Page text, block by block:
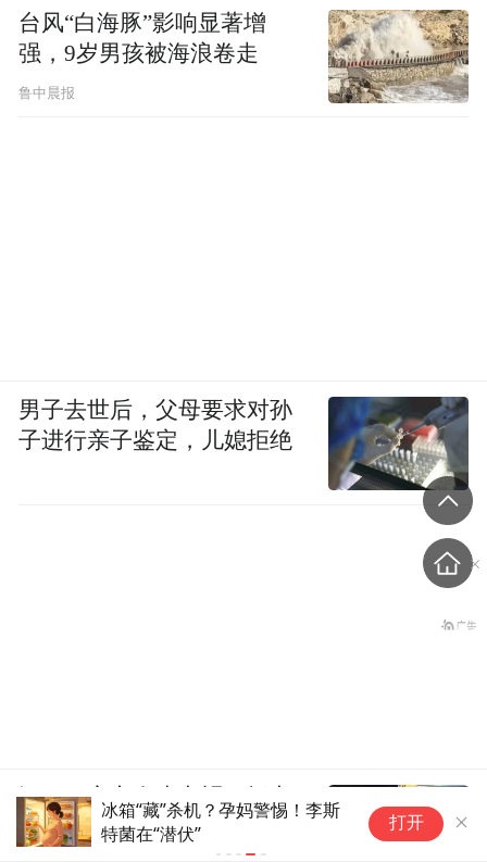
冰箱“藏”杀机？孕妈警惕！李斯
特菌在“潜伏”
打开
台风“白海豚”影响显著增
强，9岁男孩被海浪卷走
鲁中晨报
男子去世后，父母要求对孙
子进行亲子鉴定，儿媳拒绝
江西一夜市发生车祸，轿车
撞倒10余辆电动车、摩托